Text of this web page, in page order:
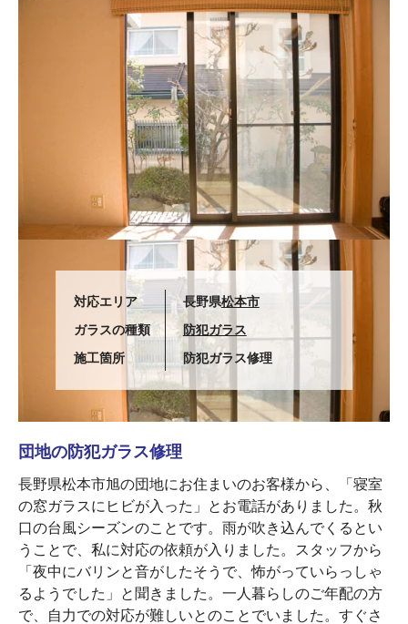
対応エリア 長野県松本市
ガラスの種類
防犯ガラス
施工箇所
防犯ガラス修理
団地の防犯ガラス修理
長野県松本市旭の団地にお住まいのお客様から、「寝室
の窓ガラスにヒビが入った」とお電話がありました。秋
口の台風シーズンのことです。雨が吹き込んでくるとい
うことで、私に対応の依頼が入りました。スタッフから
「夜中にバリンと音がしたそうで、怖がっていらっしゃ
るようでした」と聞きました。一人暮らしのご年配の方
で、自力での対応が難しいとのことでいました。すぐさ